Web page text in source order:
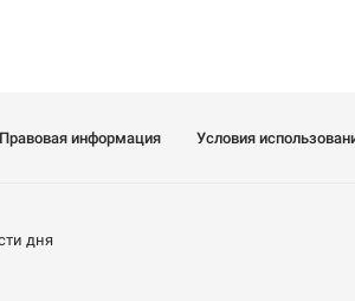
Правовая информация Условия
дня